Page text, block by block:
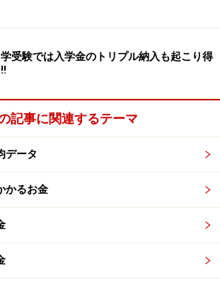
免除
1種：入学金と授業料を免除、中学3年
の入学試験の成績上位10人は入学金と
料を免除。中学2年まで更新可。3年次
他も免除
特待合格者：入学金・授業料3年間・施
3年間を支給。1年間特待合格者：入学
年間・施設設備拡充費1年間を支給で次
受験では入学金のトリプル納入も起こり得
記事に関連するテーマ
データ
かるお金